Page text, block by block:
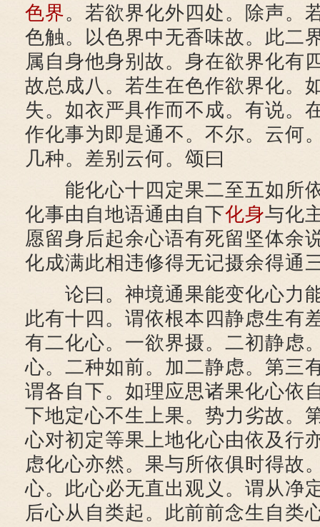
色界。若欲界化外四处。除声。
色触。以色界中无香味故。此二
属自身他身别故。身在欲界化有
故总成八。若生在色作欲界化。
失。如衣严具作而不成。有说。
作化事为即是通不。不尔。云何
几种。差别云何。颂曰
能化心十四定果二至五如所
化事由自地语通由自下化身与化
愿留身后起余心语有死留坚体余
化成满此相违修得无记摄余得通
论曰。神境通果能变化心力
此有十四。谓依根本四静虑生有
有二化心。一欲界摄。二初静虑
心。二种如前。加二静虑。第三
谓各自下。如理应思诸果化心依
下地定心不生上果。势力劣故。
心对初定等果上地化心由依及行
虑化心亦然。果与所依俱时得故
心。此心必无直出观义。谓从净
后心从自类起。此前前念生自类